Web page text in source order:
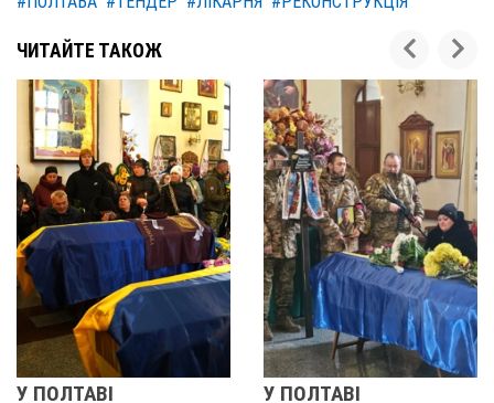
ЧИТАЙТЕ ТАКОЖ
ПОЛТАВІ У ПОЛТАВІ